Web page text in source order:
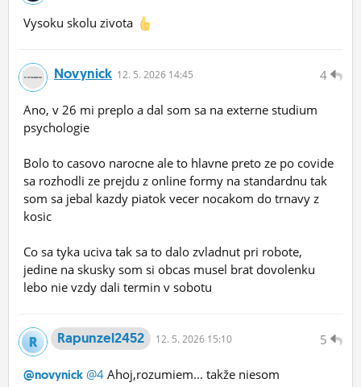
Vysoku skolu zivota
4
Novynick 12. 5. 2026 14:45
Ano, v 26 mi preplo a dal som sa na externe studium
psychologie
Bolo to casovo narocne ale to hlavne preto ze po covide
sa rozhodli ze prejdu z online formy na standardnu tak
som sa jebal kazdy piatok vecer nocakom do trnavy z
kosic
Co sa tyka uciva tak sa to dalo zvladnut pri robote,
jedine na skusky som si obcas musel brat dovolenku
lebo nie vzdy dali termin v sobotu
5
Rapunzel2452 12. 5. 2026 15:10
@novynick @4 Ahoj,rozumiem... takže niesom